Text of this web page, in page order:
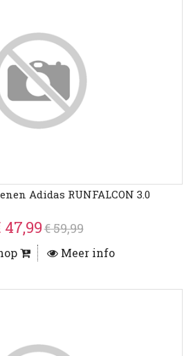
Adidas RUNFALCON 3.0
47,99€ 59,99
Meer info